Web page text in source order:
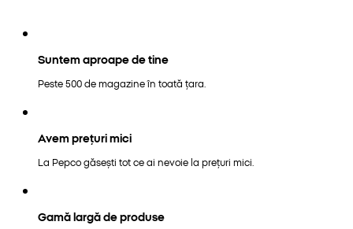
Suntem aproape de tine
Peste 500 de magazine în toată țara.
Avem prețuri mici
La Pepco găsești tot ce ai nevoie la prețuri mici.
Gamă largă de produse